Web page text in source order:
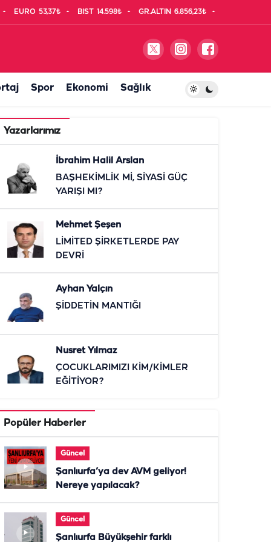
EURO 53,37₺ BIST 14.598₺ GR.ALTIN 6.856,23₺
Spor Ekonomi Sağlık
Yazarlarımız
İbrahim Halil Arslan
BAŞHEKİMLİK Mİ, SİYASİ GÜÇ
YARIŞI MI?
Mehmet Şeşen
LİMİTED ŞİRKETLERDE PAY
DEVRİ
Ayhan Yalçın
ŞİDDETİN MANTIĞI
Nusret Yılmaz
ÇOCUKLARIMIZI KİM/KİMLER
EĞİTİYOR?
Popüler Haberler
Güncel
Şanlıurfa’ya dev AVM geliyor!
Nereye yapılacak?
Güncel
Şanlıurfa Büyükşehir farklı